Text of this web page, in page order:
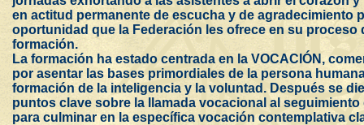
en actitud permanente de escucha y de agradecimiento
oportunidad que la Federación les ofrece en su proceso
formación.
La formación ha estado centrada en la VOCACIÓN,
por asentar las bases primordiales de la persona
formación de la inteligencia y la voluntad. Después se
puntos clave sobre la llamada vocacional al seguimiento
para culminar en la específica vocación contemplativa